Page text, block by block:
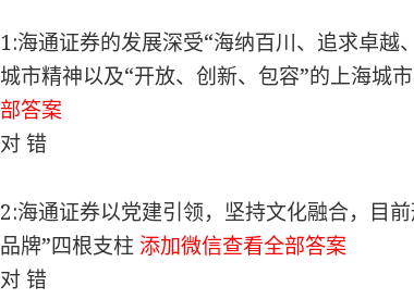
1:海通证券的发展深受“海纳百川、追求卓越
城市精神以及“开放、创新、包容”的上海城
部答案
对 错
2:海通证券以党建引领，坚持文化融合，目前
品牌”四根支柱 添加微信查看全部答案
对 错